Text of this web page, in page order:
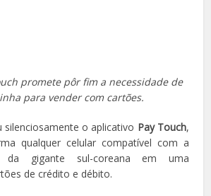
promete pôr fim a necessidade de
para vender com cartões.
silenciosamente o aplicativo Pay Touch,
qualquer celular compatível com a
da gigante sul-coreana em uma
de crédito e débito.